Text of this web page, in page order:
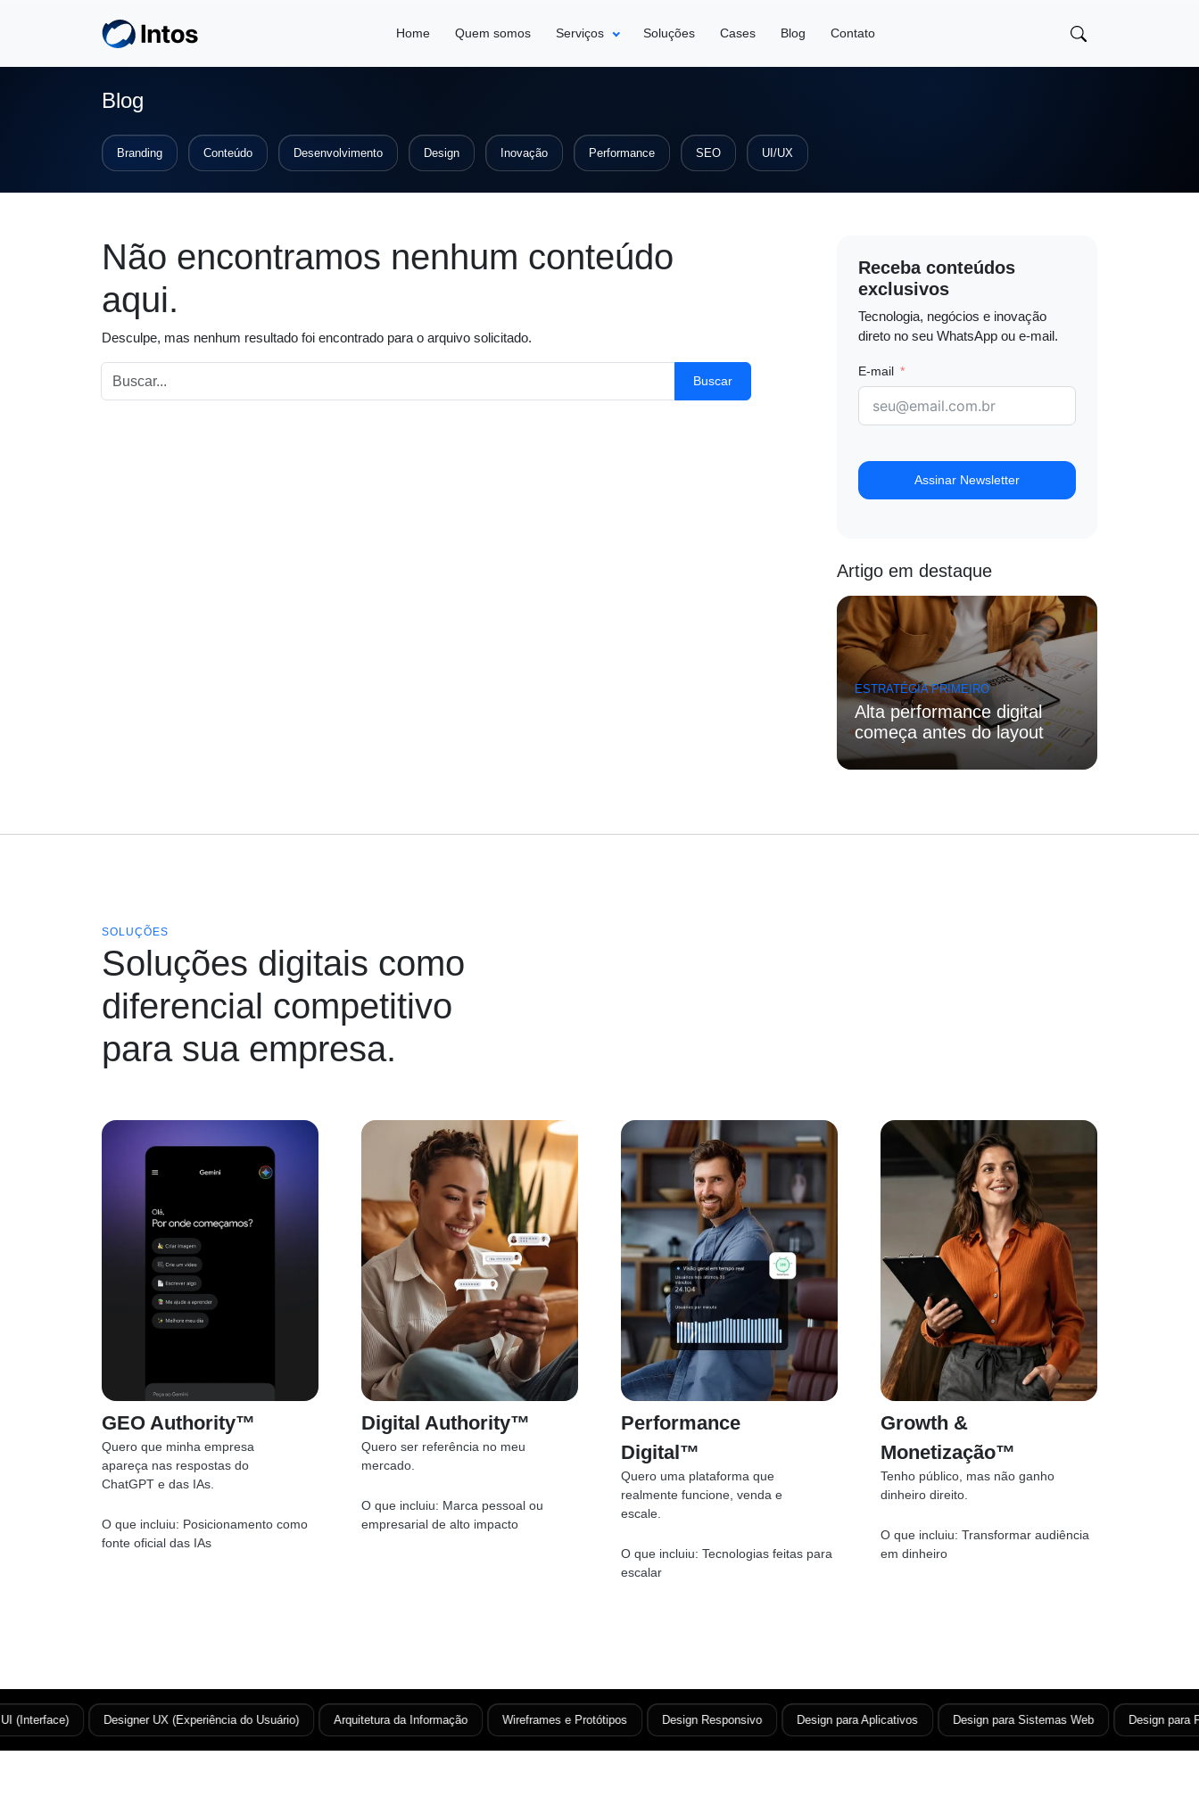
Home Quem somos Serviços Soluções Cases Blog Contato
Blog
Branding Conteúdo Desenvolvimento Design Inovação Performance SEO UI/UX
Não encontramos nenhum conteúdo
aqui.
Desculpe, mas nenhum resultado foi encontrado para o arquivo solicitado.
Buscar
Receba conteúdos
exclusivos
Tecnologia, negócios e inovação
direto no seu WhatsApp ou e-mail.
E-mail
Assinar Newsletter
Artigo em destaque
ESTRATÉGIA PRIMEIRO
Alta performance digital
começa antes do layout
SOLUÇÕES
Soluções digitais como
diferencial competitivo
para sua empresa.
GEO Authority™
Quero que minha empresa
apareça nas respostas do
ChatGPT e das IAs.
O que incluiu: Posicionamento como
fonte oficial das IAs
Digital Authority™
Quero ser referência no meu
mercado.
O que incluiu: Marca pessoal ou
empresarial de alto impacto
Performance
Digital™
Quero uma plataforma que
realmente funcione, venda e
escale.
O que incluiu: Tecnologias feitas para
escalar
Growth &
Monetização™
Tenho público, mas não ganho
dinheiro direito.
O que incluiu: Transformar audiência
em dinheiro
Designer UX (Experiência do Usuário) Arquitetura da Informação Wireframes e Protótipos Design Responsivo Design para Aplicativos Design para Sistemas Web Design para